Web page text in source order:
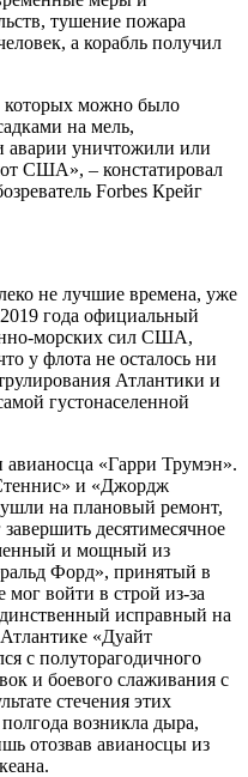
тушение пожара
а корабль получил
которых можно было
на мель,
аварии уничтожили или
США», – констатировал
Forbes Крейг
не лучшие времена, уже
года официальный
морских сил США,
у флота не осталось ни
Атлантики и
густонаселенной
«Гарри Трумэн».
и «Джордж
на плановый ремонт,
десятимесячное
и мощный из
Форд», принятый в
мог войти в строй из-за
исправный на
«Дуайт
с полуторагодичного
и боевого слаживания с
стечения этих
возникла дыра,
отозвав авианосцы из